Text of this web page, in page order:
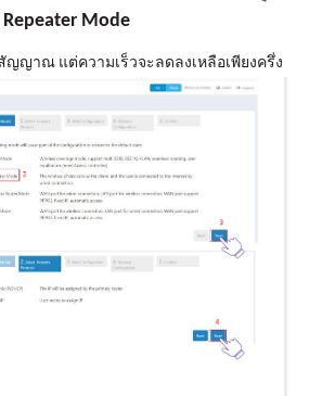
Repeater Mode
สัญญาณ แต่ความเร็วจะลดลงเหลือเพียงครึ่ง